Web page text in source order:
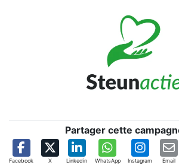
Partager cette
Facebook X Linkedin WhatsApp Instagram Email